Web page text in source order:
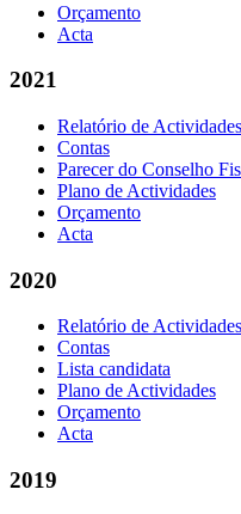
Orçamento
Acta
2021
Relatório de Actividades
Contas
Parecer do Conselho
Plano de Actividades
Orçamento
Acta
2020
Relatório de Actividades
Contas
Lista candidata
Plano de Actividades
Orçamento
Acta
2019